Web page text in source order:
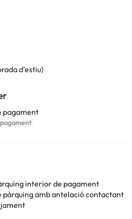
d'estiu)
pagament
interior de pagament
pàrquing amb antelació contactant